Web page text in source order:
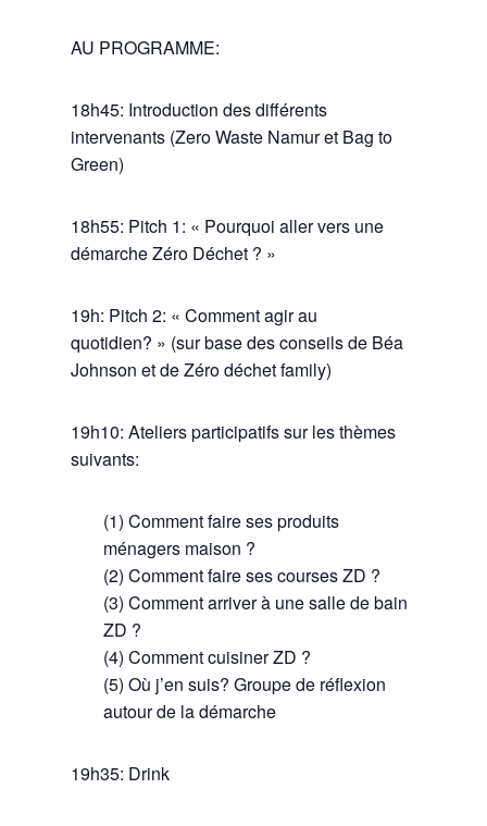
AU PROGRAMME:
18h45: Introduction des différents
intervenants (Zero Waste Namur et Bag to
Green)
18h55: Pitch 1: « Pourquoi aller vers une
démarche Zéro Déchet ? »
19h: Pitch 2: « Comment agir au
quotidien? » (sur base des conseils de Béa
Johnson et de Zéro déchet family)
19h10: Ateliers participatifs sur les thèmes
suivants:
(1) Comment faire ses produits
ménagers maison ?
(2) Comment faire ses courses ZD ?
(3) Comment arriver à une salle de bain
ZD ?
(4) Comment cuisiner ZD ?
(5) Où j’en suis? Groupe de réflexion
autour de la démarche
19h35: Drink